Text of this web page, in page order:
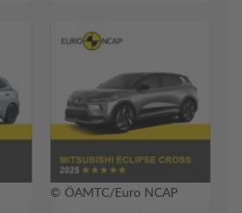
© ÖAMTC/Euro NCAP